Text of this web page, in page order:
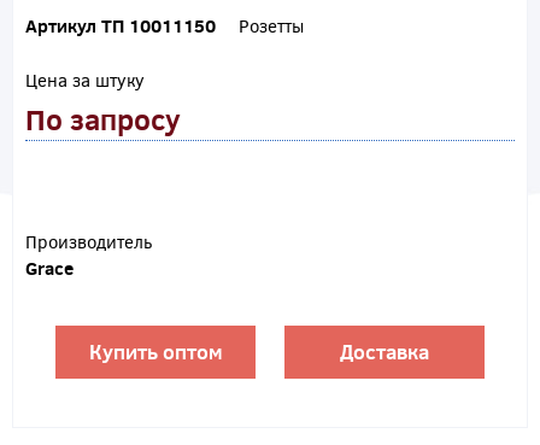
Артикул ТП 10011150 Розетты
Цена за штуку
По запросу
Производитель
Grace
Купить оптом Доставка